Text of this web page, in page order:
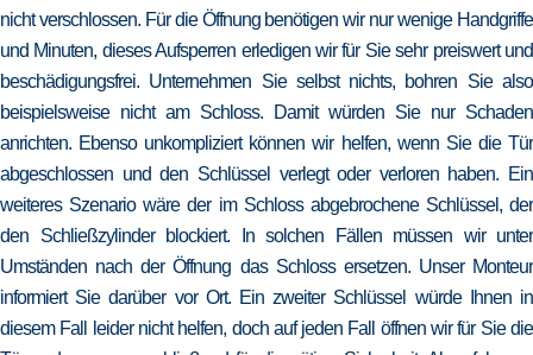
nicht verschlossen. Für die Öffnung benötigen wir nur wenige Handgriffe
und Minuten, dieses Aufsperren erledigen wir für Sie sehr preiswert und
beschädigungsfrei. Unternehmen Sie selbst nichts, bohren Sie also
beispielsweise nicht am Schloss. Damit würden Sie nur Schaden
anrichten. Ebenso unkompliziert können wir helfen, wenn Sie die Tür
abgeschlossen und den Schlüssel verlegt oder verloren haben. Ein
weiteres Szenario wäre der im Schloss abgebrochene Schlüssel, der
den Schließzylinder blockiert. In solchen Fällen müssen wir unter
Umständen nach der Öffnung das Schloss ersetzen. Unser Monteur
informiert Sie darüber vor Ort. Ein zweiter Schlüssel würde Ihnen in
diesem Fall leider nicht helfen, doch auf jeden Fall öffnen wir für Sie die